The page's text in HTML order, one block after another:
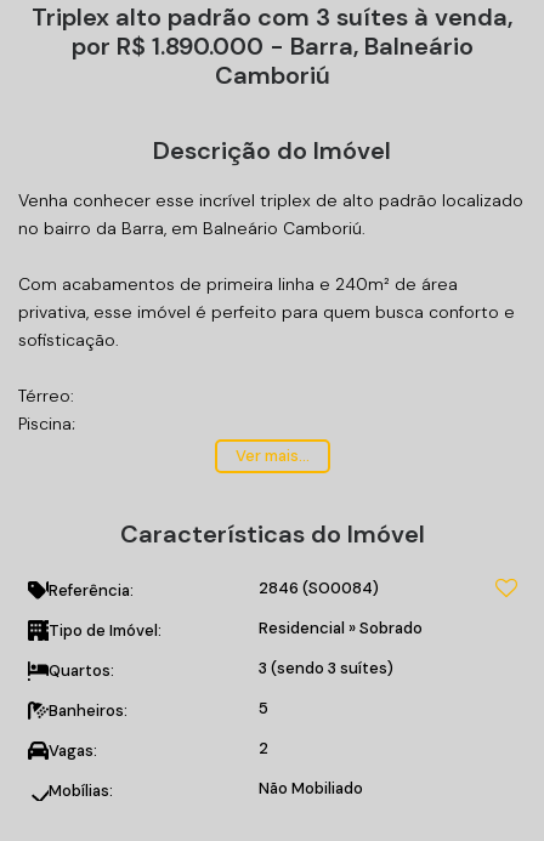
Triplex alto padrão com 3 suítes à venda,
por R$ 1.890.000 - Barra, Balneário
Camboriú
Descrição do Imóvel
Venha conhecer esse incrível triplex de alto padrão localizado
no bairro da Barra, em Balneário Camboriú.
Com acabamentos de primeira linha e 240m² de área
privativa, esse imóvel é perfeito para quem busca conforto e
sofisticação.
Térreo:
Piscina;
2° Andar:
03 suítes sendo 01 master com closet;
Vinílico nas suítes;
Iluminação zenital.
Lavabo e praça de fogo;
Espera para ofurô;
Ver mais...
Características do Imóvel
Referência: 2846 (SO0084)
Tipo de Imóvel: Residencial »Sobrado
Quartos: 3 (sendo 3 suítes)
Banheiros: 5
Vagas: 2
Mobílias: Não Mobiliado